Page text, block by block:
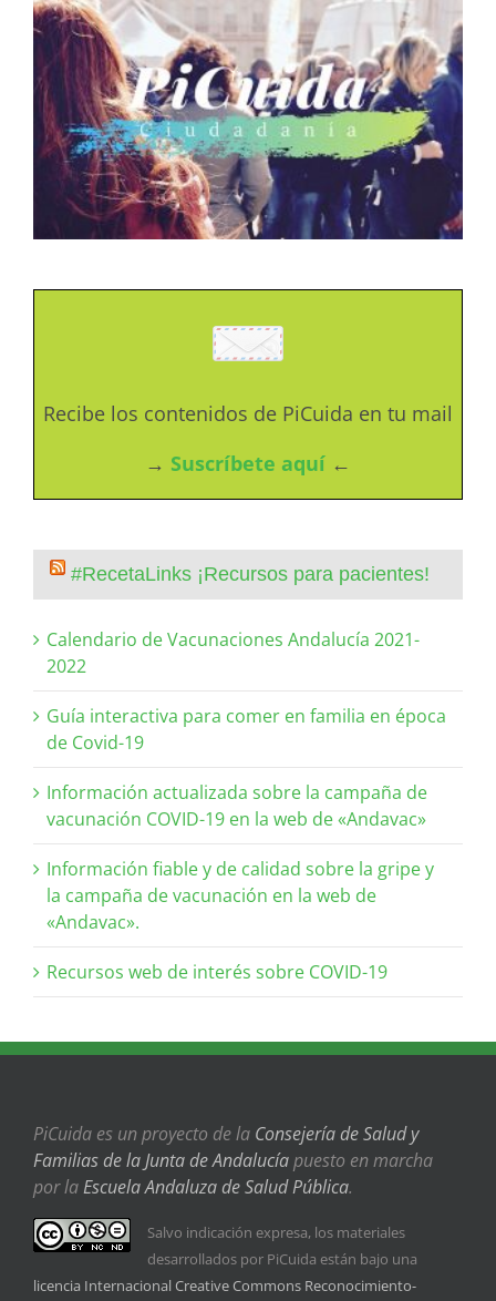
Recibe los contenidos de PiCuida en tu mail
→ Suscríbete aquí ←
#RecetaLinks ¡Recursos para pacientes!
Calendario de Vacunaciones Andalucía 2021-
2022
Guía interactiva para comer en familia en época
de Covid-19
Información actualizada sobre la campaña de
vacunación COVID-19 en la web de «Andavac»
Información fiable y de calidad sobre la gripe y
la campaña de vacunación en la web de
«Andavac».
Recursos web de interés sobre COVID-19
PiCuida es un proyecto de la Consejería de Salud y
Familias de la Junta de Andalucíapuesto en marcha
por laEscuela Andaluza de Salud Pública.
Salvo indicación expresa, los materiales
desarrollados por PiCuida están bajo una
licencia Internacional Creative Commons Reconocimiento-